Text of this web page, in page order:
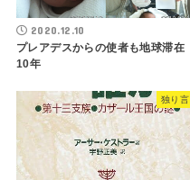
2020.12.10
プレアデスからの使者も地球滞在
10年
独り言